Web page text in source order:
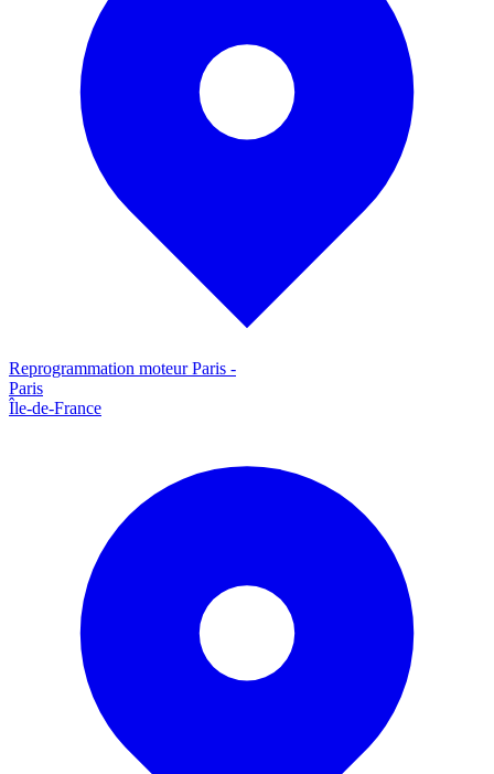
Reprogrammation moteurParis -
Paris
Île-de-France